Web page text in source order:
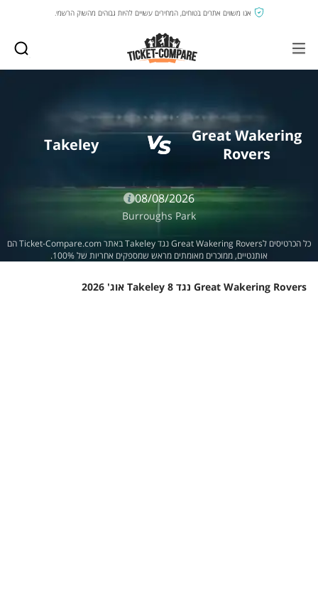
אנו משווים אתרים בטוחים, המחירים עשויים להיות גבוהים מהשוק הרשמי.
Great Wakering
Rovers
Takeley
08/08/2026
Burroughs Park
כל הכרטיסים לGreat Wakering Rovers נגד Takeley באתר Ticket-Compare.com הם
אותנטיים, ממוכרים מאומתים מראש שמספקים אחריות של 100%.
Great Wakering Rovers נגד Takeley 8 אוג' 2026